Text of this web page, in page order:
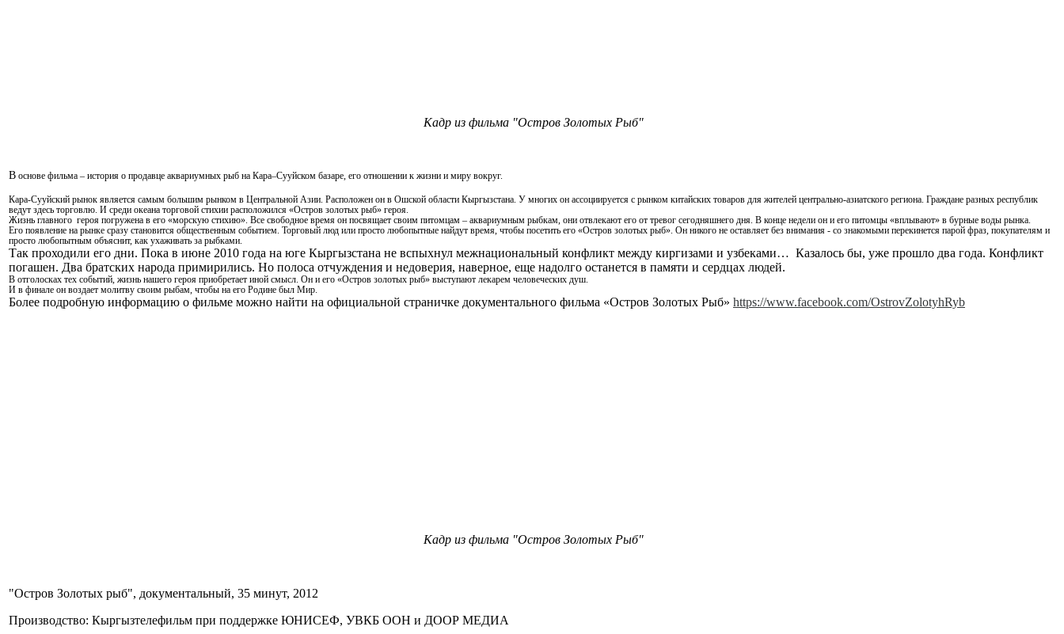
Кадр из фильма "Остров Золотых Рыб"
В основе фильма – история о продавце аквариумных рыб на Кара–Сууйском базаре, его отношении к жизни и миру вокруг.
Кара-Сууйский рынок является самым большим рынком в Центральной Азии. Расположен он в Ошской области Кыргызстана. У многих он ассоциируется с рынком китайских товаров для жителей центрально-азиатского региона. Граждане разных республик
ведут здесь торговлю. И среди океана торговой стихии расположился «Остров золотых рыб» героя.
Жизнь главного героя погружена в его «морскую стихию». Все свободное время он посвящает своим питомцам – аквариумным рыбкам, они отвлекают его от тревог сегодняшнего дня. В конце недели он и его питомцы «вплывают» в бурные воды рынка.
Его появление на рынке сразу становится общественным событием. Торговый люд или просто любопытные найдут время, чтобы посетить его «Остров золотых рыб». Он никого не оставляет без внимания - со знакомыми перекинется парой фраз, покупателям и
просто любопытным объяснит, как ухаживать за рыбками.
Так проходили его дни. Пока в июне 2010 года на юге Кыргызстана не вспыхнул межнациональный конфликт между киргизами и узбеками… Казалось бы, уже прошло два года. Конфликт
погашен. Два братских народа примирились. Но полоса отчуждения и недоверия, наверное, еще надолго останется в памяти и сердцах людей.
В отголосках тех событий, жизнь нашего героя приобретает иной смысл. Он и его «Остров золотых рыб» выступают лекарем человеческих душ.
И в финале он воздает молитву своим рыбам, чтобы на его Родине был Мир.
Более подробную информацию о фильме можно найти на официальной страничке документального фильма «Остров Золотых Рыб» https://www.facebook.com/OstrovZolotyhRyb
Кадр из фильма "Остров Золотых Рыб"
"Остров Золотых рыб", документальный, 35 минут, 2012
Производство: Кыргызтелефильм при поддержке ЮНИСЕФ, УВКБ ООН и ДООР МЕДИА